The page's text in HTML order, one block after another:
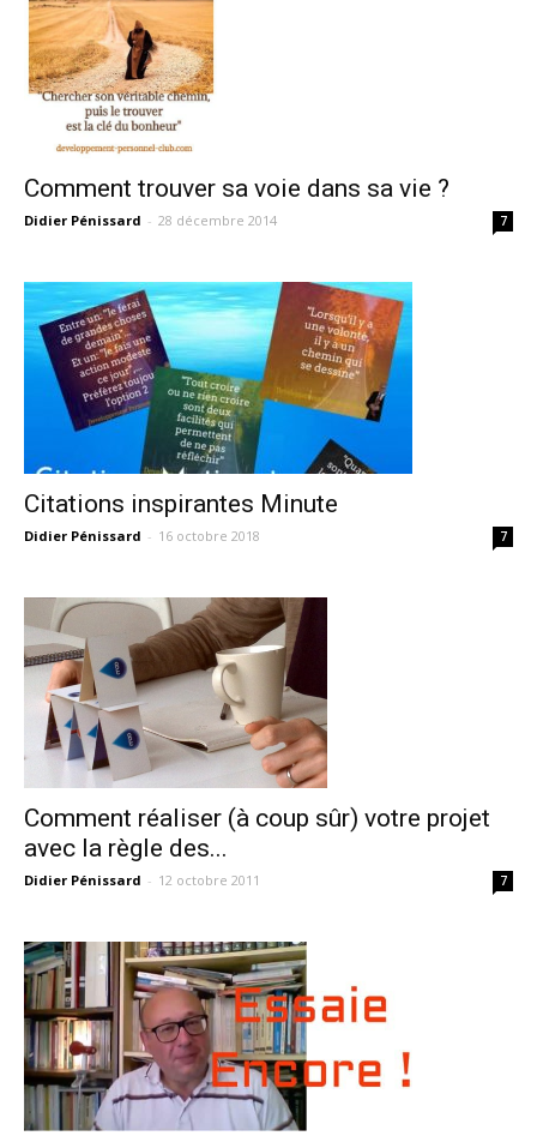
Comment trouver sa voie dans sa vie ?
Didier Pénissard - 28 décembre 2014 7
Citations inspirantes Minute
Didier Pénissard - 16 octobre 2018 7
Comment réaliser (à coup sûr) votre projet
avec la règle des...
Didier Pénissard - 12 octobre 2011 7